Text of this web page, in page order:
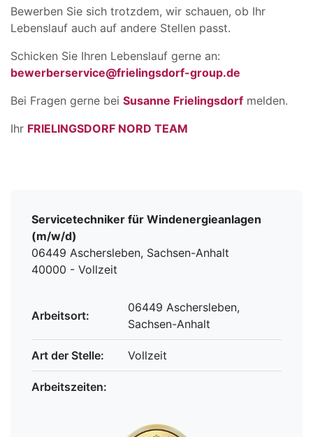
Bewerben Sie sich trotzdem, wir schauen, ob Ihr
Lebenslauf auch auf andere Stellen passt.
Schicken Sie Ihren Lebenslauf gerne an:
bewerberservice@frielingsdorf-group.de
Bei Fragen gerne bei Susanne Frielingsdorf melden.
Ihr FRIELINGSDORF NORD TEAM
Servicetechniker für Windenergieanlagen
(m/w/d)
06449 Aschersleben, Sachsen-Anhalt
40000 - Vollzeit
Arbeitsort:
06449 Aschersleben,
Sachsen-Anhalt
Art der Stelle: Vollzeit
Arbeitszeiten: